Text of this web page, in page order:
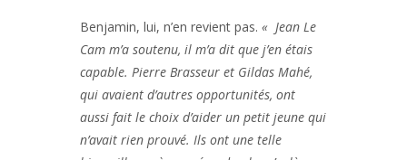
Benjamin, lui, n’en revient pas. « Jean Le
Cam m’a soutenu, il m’a dit que j’en étais
capable. Pierre Brasseur et Gildas Mahé,
qui avaient d’autres opportunités, ont
aussi fait le choix d’aider un petit jeune qui
n’avait rien prouvé. Ils ont une telle